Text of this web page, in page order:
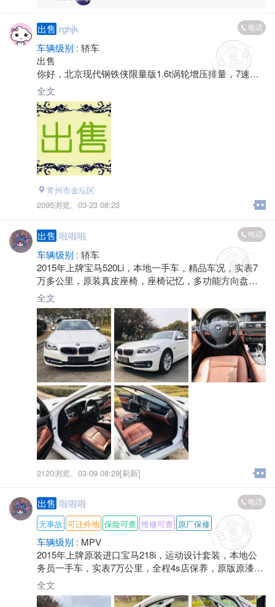
出售 rghjk 电话
车辆级别 : 轿车
出售
你好，北京现代钢铁侠限量版1.6t涡轮增压排量，7速双
离合，刚提车几天，由于外出工作，这部车割肉卖。比4
s店便宜，有需要的话可以联系。
全文
常州市金坛区
2095浏览、 03-23 08:23
出售 啦啦啦 电话
车辆级别 : 轿车
2015年上牌宝马520Li，本地一手车，精品车况，实表7
万多公里，原装真皮座椅，座椅记忆，多功能方向盘，
倒车影像，配置丰富
可分期付款，首付三成起
全文
2120浏览、 03-09 08:29[刷新]
出售 啦啦啦 电话
无事故 可迁外地 保险可查 维修可查 原厂保修
车辆级别 : MPV
2015年上牌原装进口宝马218i，运动设计套装，本地公
务员一手车，实表7万公里，全程4s店保养，原版原漆，
真皮座椅，主副驾驶电动座椅，带腿托，全景天窗，自
动大灯，天使眼日行灯
全文